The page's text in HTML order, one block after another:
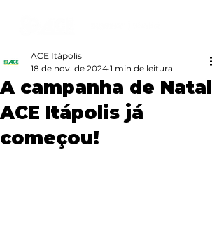
A campanha de Natal
ACE Itápolis já
começou!
ACE Itápolis
18 de nov. de 2024 1 min de leitura